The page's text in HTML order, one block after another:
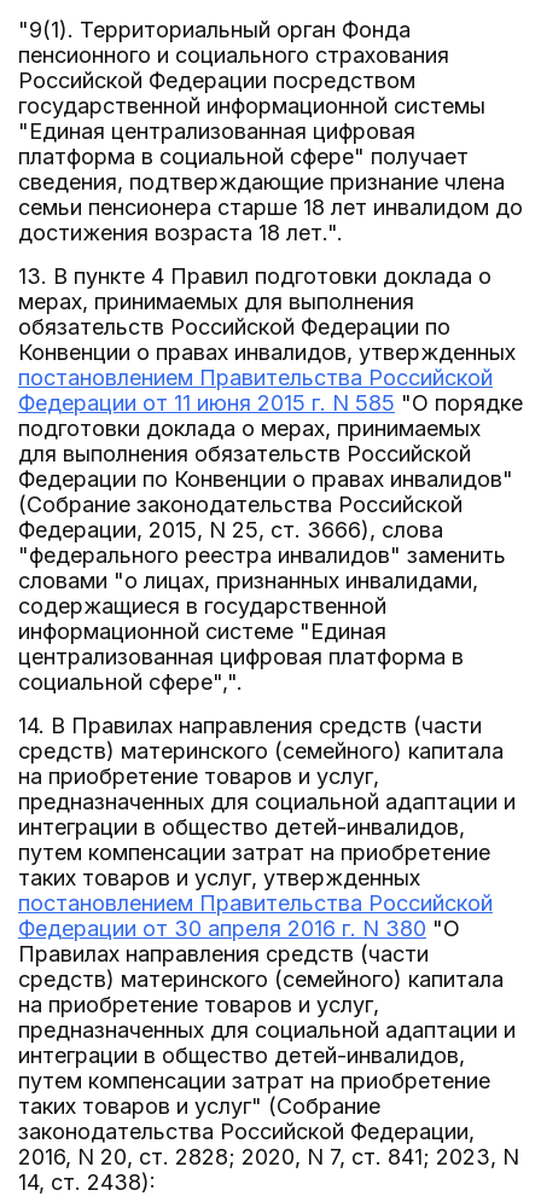
"9(1). Территориальный орган Фонда
пенсионного и социального страхования
Российской Федерации посредством
государственной информационной системы
"Единая централизованная цифровая
платформа в социальной сфере" получает
сведения, подтверждающие признание члена
семьи пенсионера старше 18 лет инвалидом до
достижения возраста 18 лет.".
13. В пункте 4 Правил подготовки доклада о
мерах, принимаемых для выполнения
обязательств Российской Федерации по
Конвенции о правах инвалидов, утвержденных
постановлением Правительства Российской
Федерации от 11 июня 2015 г. N 585 "О порядке
подготовки доклада о мерах, принимаемых
для выполнения обязательств Российской
Федерации по Конвенции о правах инвалидов"
(Собрание законодательства Российской
Федерации, 2015, N 25, ст. 3666), слова
"федерального реестра инвалидов" заменить
словами "о лицах, признанных инвалидами,
содержащиеся в государственной
информационной системе "Единая
централизованная цифровая платформа в
социальной сфере",".
14. В Правилах направления средств (части
средств) материнского (семейного) капитала
на приобретение товаров и услуг,
предназначенных для социальной адаптации и
интеграции в общество детей-инвалидов,
путем компенсации затрат на приобретение
таких товаров и услуг, утвержденных
постановлением Правительства Российской
Федерации от 30 апреля 2016 г. N 380 "О
Правилах направления средств (части
средств) материнского (семейного) капитала
на приобретение товаров и услуг,
предназначенных для социальной адаптации и
интеграции в общество детей-инвалидов,
путем компенсации затрат на приобретение
таких товаров и услуг" (Собрание
законодательства Российской Федерации,
2016, N 20, ст. 2828; 2020, N 7, ст. 841; 2023, N
14, ст. 2438):